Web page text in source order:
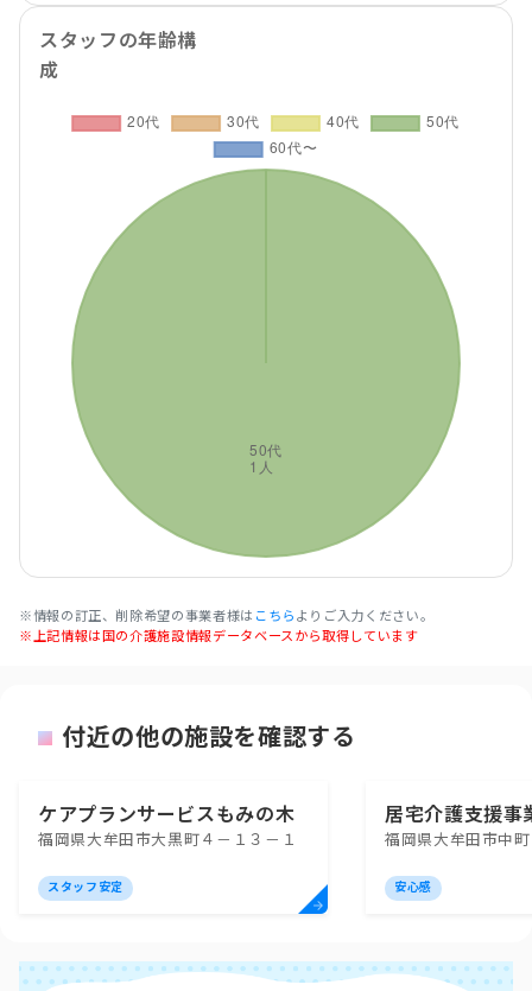
スタッフの年齢構
成
※情報の訂正、削除希望の事業者様は こちら よりご入力ください。
※上記情報は国の介護施設情報データベースから取得しています
付近の他の施設を確認する
ケアプランサービスもみの木
福岡県大牟田市大黒町４－１３－１
スタッフ安定
居宅介護支援事
福岡県大牟田市中
安心感